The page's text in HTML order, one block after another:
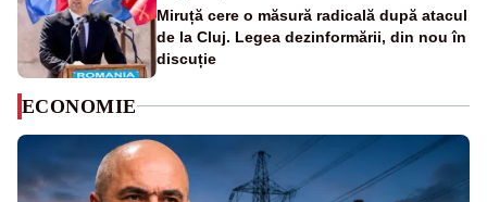
Miruță cere o măsură radicală după atacul
de la Cluj. Legea dezinformării, din nou în
discuție
ECONOMIE